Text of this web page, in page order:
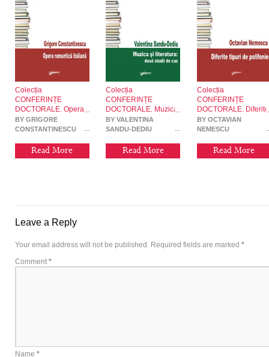
Colecția
CONFERINȚE
DOCTORALE. Opera
romantică italiană
BY GRIGORE
CONSTANTINESCU
Read More
Colecția
CONFERINȚE
DOCTORALE. Muzica
și literatura: două
studii de caz
BY VALENTINA
SANDU-DEDIU
Read More
Colecția
CONFERINȚE
DOCTORALE. Diferite
tipuri de polifonie
BY OCTAVIAN
NEMESCU
Read More
Leave a Reply
Your email address will not be published. Required fields are marked *
Comment *
Name *